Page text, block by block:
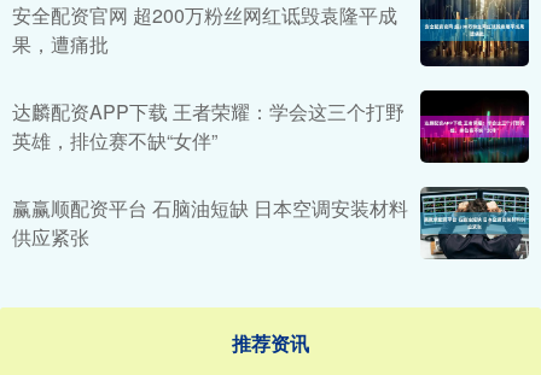
安全配资官网 超200万粉丝网红诋毁袁隆平成
果，遭痛批
达麟配资APP下载 王者荣耀：学会这三个打野
英雄，排位赛不缺“女伴”
赢赢顺配资平台 石脑油短缺 日本空调安装材料
供应紧张
推荐资讯